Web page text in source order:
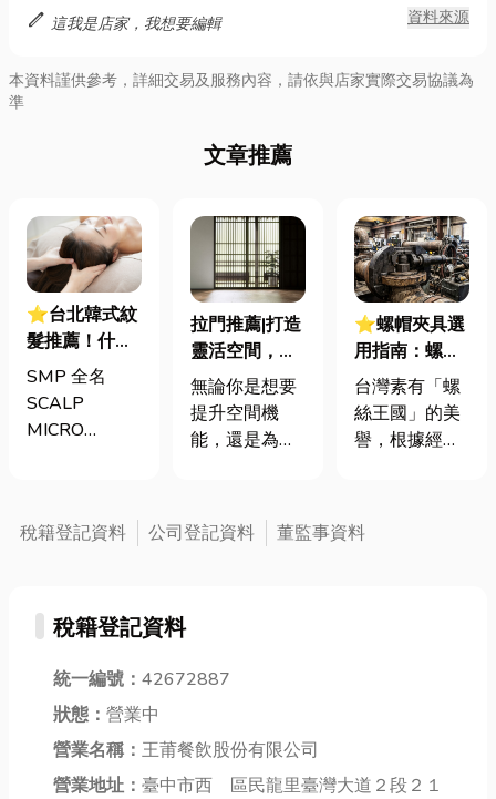
edit 這我是店家，我想要編輯 資料來源
本資料謹供參考，詳細交易及服務內容，請依與店家實際交易協議為
準
文章推薦
⭐台北韓式紋
髮推薦！什麼
是韓式頭皮紋
髮(SMP) 韓式
紋髮可以撐多
SMP 全名
SCALP
MICRO
自韓國的美容
脫髮或髮際線
後退等問題，
在表皮與真皮
皮進行色料
紋．繡入的技
術。韓式紋髮
拉門推薦|打造
靈活空間，節
能省電首選！
無論你是想要
提升空間機
能，還是為家
理想的選擇。
如果你追求經
辦公室或倉庫
需要更多自然
光線且又不想
⭐螺帽夾具選
用指南：螺母
挾具頻繁耗
損？3大關鍵
提升扣件成型
台灣素有「螺
絲王國」的美
譽，根據經濟
數據顯示，台
灣扣件年出口
與耐用度要求
稅籍登記資料 公司登記資料 董監事資料
稅籍登記資料
統一編號： 42672887
狀態： 營業中
營業名稱： 王莆餐飲股份有限公司
營業地址： 臺中市西 區民龍里臺灣大道２段２１